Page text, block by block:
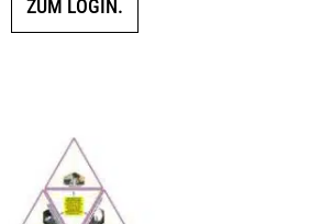
ZUM LOGIN.